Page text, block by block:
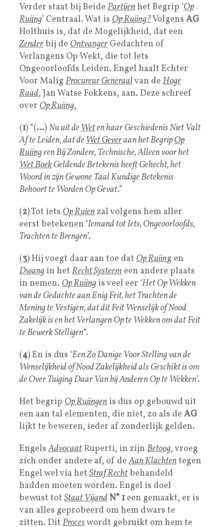
Verder staat bij Beide Partijenhet Begrip ‘Op
Ruiing’ Centraal. Wat is Op Ruiing?Volgens AG
Holthuis is, dat de Mogelijkheid, dat een
Zenderbij de Ontvanger Gedachten of
Verlangens Op Wekt, die tot Iets
Ongeoorloofds Leiden. Engel haalt Echter
Voor Malig Procureur Generaalvan de Hoge
Raad, Jan Watse Fokkens, aan. Deze schreef
over Op Ruiing,
(1) “(…)Nu uit deWeten haar Geschiedenis Niet Valt
Af te Leiden, dat deWet Geveraan het BegripOp
Ruiingeen Bij Zondere, Technische, Alleen voor het
Wet BoekGeldende Betekenis heeft Gehecht, het
Woord in zijn Gewone Taal Kundige Betekenis
Behoort te Worden Op Gevat.”
(2) Tot iets Op Ruienzal volgens hem aller
eerst betekenen ‘Iemand tot Iets, Ongeoorloofds,
Trachten te Brengen’.
(3) Hij voegt daar aan toe dat Op Ruiing en
Dwang in het Recht Systeem een andere plaats
in nemen. Op Ruiing is veel eer ‘Het Op Wekken
van de Gedachte aan Enig Feit, het Trachten de
Mening te Vestigen, dat dit Feit Wenselijk of Nood
Zakelijk is en het Verlangen Op te Wekken om dat Feit
te Bewerk Stelligen“.
(4) En is dus ‘Een Zo Danige Voor Stelling van de
Wenselijkheid of Nood Zakelijkheid als Geschikt is om
de Over Tuiging Daar Van bij Anderen Op te Wekken’.
Het begrip Op Ruiingen is dus op gebouwd uit
een aan tal elementen, die niet, zo als de AG
lijkt te beweren, ieder af zonderlijk gelden.
EngelsAdvocaat Ruperti, in zijn Betoog, vroeg
zich onder andere af, of deAan Klachtentegen
Engel wel via het Straf Rechtbehandeld
hadden moeten worden. Engel is doel
bewust tot Staat VijandN° 1 een gemaakt, er is
van alles geprobeerd om hem dwars te
zitten. Dit Proceswordt gebruikt om hem te